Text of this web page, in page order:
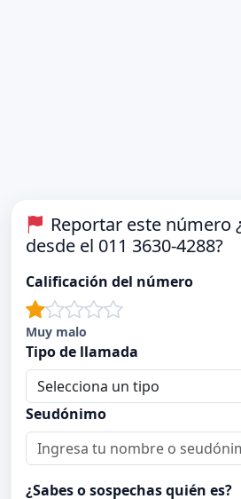
Reportar este número
desde el 011 3630-4288?
Calificación del número
Muy malo
Tipo de llamada
Seudónimo
¿Sabes o sospechas quién es?